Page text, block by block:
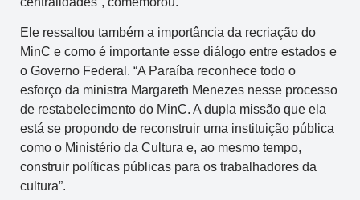
Ele ressaltou também a importância da recriação do
MinC e como é importante esse diálogo entre estados e
o Governo Federal. “A Paraíba reconhece todo o
esforço da ministra Margareth Menezes nesse processo
de restabelecimento do MinC. A dupla missão que ela
está se propondo de reconstruir uma instituição pública
como o Ministério da Cultura e, ao mesmo tempo,
construir políticas públicas para os trabalhadores da
cultura”.